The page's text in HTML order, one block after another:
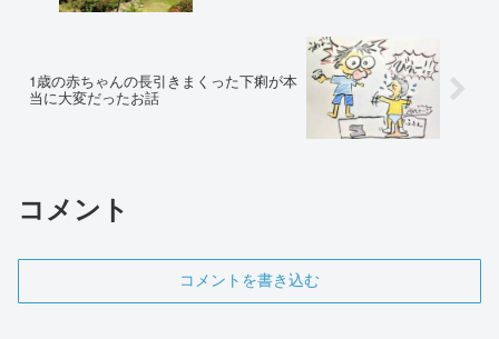
1歳の赤ちゃんの長引きまくった下痢が本
当に大変だったお話
コメント
コメントを書き込む